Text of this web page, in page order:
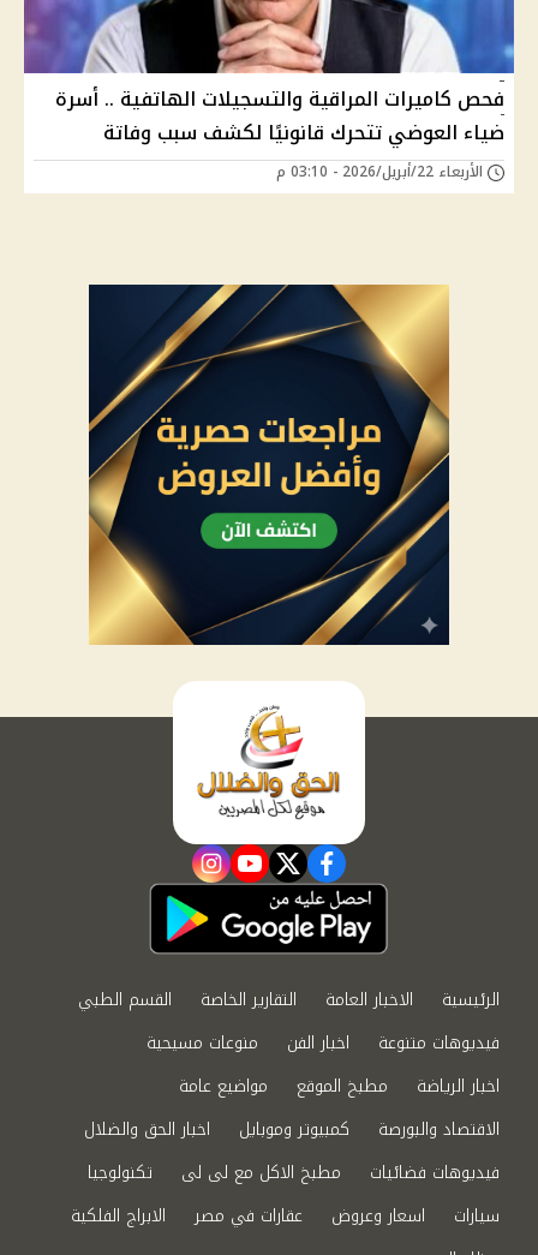
فحص كاميرات المراقية والتسجيلات الهاتفية .. أسرة
ضياء العوضي تتحرك قانونيًا لكشف سبب وفاتة
الأربعاء 22/أبريل/2026 - 03:10 م
facebook
twitter
youtube
instagram
الرئيسية الاخبار العامة التقارير الخاصة
القسم الطبي
فيديوهات متنوعة
اخبار الفن
منوعات مسيحية
اخبار الرياضة
مطبخ الموقع
مواضيع عامة
الاقتصاد والبورصة
كمبيوتر وموبايل
اخبار الحق والضلال
فيديوهات فضائيات
مطبخ الاكل مع لى لى
تكنولوجيا
سيارات
اسعار وعروض عقارات في مصر
الابراج الفلكية